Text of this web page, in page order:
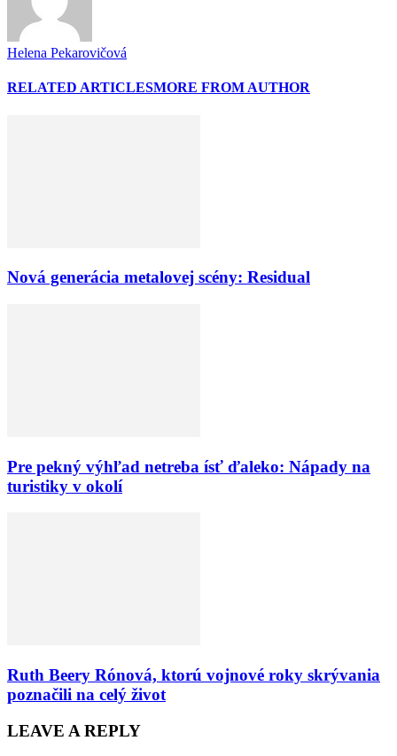
Helena Pekarovičová
RELATED ARTICLESMORE FROM AUTHOR
Nová generácia metalovej scény: Residual
Pre pekný výhľad netreba ísť ďaleko: Nápady na
turistiky v okolí
Ruth Beery Rónová, ktorú vojnové roky skrývania
poznačili na celý život
LEAVE A REPLY